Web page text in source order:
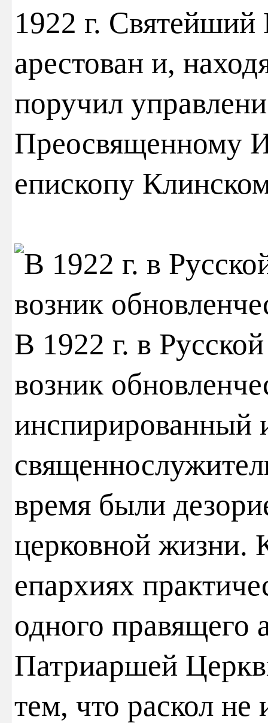
1922 г.
арестован и,
поручил
Преосвященному
епископу
В 1922 г. в
возник
инспирированный
время были
церковной жизни.
епархиях
одного правящего
Патриаршей
тем, что раскол